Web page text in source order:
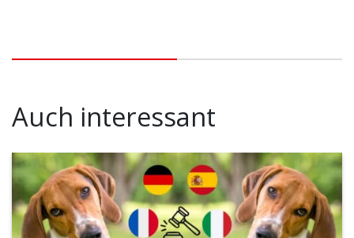
Auch interessant